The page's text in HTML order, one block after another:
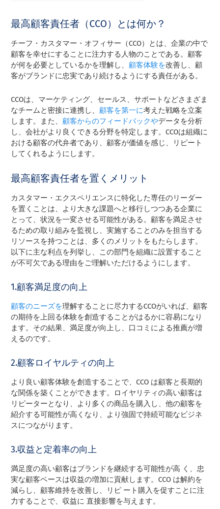
最高顧客責任者（CCO）とは何か？
チーフ・カスタマー・オフィサー（CCO）とは、企業の中で
顧客を幸せにすることに注力する人物のことである。顧客
が何を必要としているかを理解し、 顧客体験を改善し、顧
客がブランドに忠実であり続けるようにする責任がある。
CCOは、マーケティング、セールス、サポートなどさまざま
なチームと密接に連携し、 顧客を第一に考えた戦略を立案
します。また、 顧客からのフィードバックやデータを分析
し、会社がより良くできる分野を特定します。CCOは組織に
おける顧客の代弁者であり、顧客が価値を感じ、リピート
してくれるようにします。
最高顧客責任者を置くメリット
カスタマー・エクスペリエンスに特化した専任のリーダー
を置くことは、より大きな課題へと移行しつつある企業に
とって、状況を一変させる可能性がある。顧客を満足させ
るための取り組みを監視し、実施することのみを担当する
リソースを持つことは、多くのメリットをもたらします。
以下に主な利点を列挙し、この部門を組織に設置すること
が不可欠である理由をご理解いただけるようにします。
1.顧客満足度の向上
顧客のニーズを理解することに尽力するCCOがいれば、顧客
の期待を上回る体験を創造することがはるかに容易になり
ます。その結果、満足度が向上し、口コミによる推薦が増
えるのです。
2.顧客ロイヤルティの向上
より良い顧客体験を創造することで、CCO は顧客と長期的
な関係を築くことができます。ロイヤリティの高い顧客は
リピーターとなり、より多くの商品を購入し、他の顧客を
紹介する可能性が高くなり、より強固で持続可能なビジネ
スにつながります。
3.収益と定着率の向上
満足度の高い顧客はブランドを継続する可能性が高 く、忠
実な顧客ベースは収益の増加に貢献します。CCO は解約を
減らし、顧客維持を改善し、リピ ート購入を促すことに注
力することで、収益に 直接影響を与えます。